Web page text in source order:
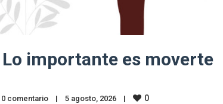
importante es moverte
0 comentario | 5 agosto, 2026 | 0